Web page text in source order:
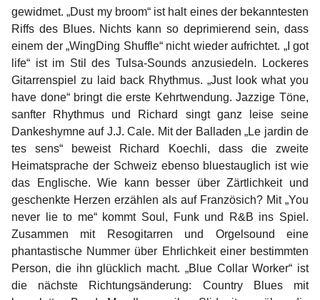
gewidmet. „Dust my broom“ ist halt eines der bekanntesten
Riffs des Blues. Nichts kann so deprimierend sein, dass
einem der „WingDing Shuffle“ nicht wieder aufrichtet. „I got
life“ ist im Stil des Tulsa-Sounds anzusiedeln. Lockeres
Gitarrenspiel zu laid back Rhythmus. „Just look what you
have done“ bringt die erste Kehrtwendung. Jazzige Töne,
sanfter Rhythmus und Richard singt ganz leise seine
Dankeshymne auf J.J. Cale. Mit der Balladen „Le jardin de
tes sens“ beweist Richard Koechli, dass die zweite
Heimatsprache der Schweiz ebenso bluestauglich ist wie
das Englische. Wie kann besser über Zärtlichkeit und
geschenkte Herzen erzählen als auf Französich? Mit „You
never lie to me“ kommt Soul, Funk und R&B ins Spiel.
Zusammen mit Resogitarren und Orgelsound eine
phantastische Nummer über Ehrlichkeit einer bestimmten
Person, die ihn glücklich macht. „Blue Collar Worker“ ist
die nächste Richtungsänderung: Country Blues mit